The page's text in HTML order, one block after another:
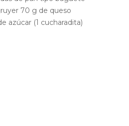
70 g de queso
azúcar (1 cucharadita)